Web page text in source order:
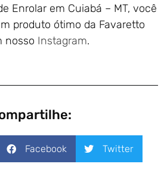
Enrolar em Cuiabá – MT, você
produto ótimo da Favaretto
nosso Instagram.
Facebook Twitter